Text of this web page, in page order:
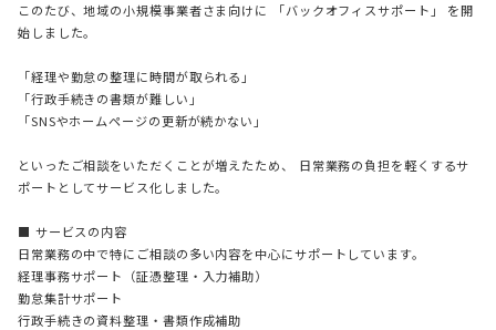
このたび、地域の小規模事業者さま向けに 「バックオフィスサポート」 を開
始しました。
「経理や勤怠の整理に時間が取られる」
「行政手続きの書類が難しい」
「SNSやホームページの更新が続かない」
といったご相談をいただくことが増えたため、 日常業務の負担を軽くするサ
ポートとしてサービス化しました。
■ サービスの内容
日常業務の中で特にご相談の多い内容を中心にサポートしています。
経理事務サポート（証憑整理・入力補助）
勤怠集計サポート
行政手続きの資料整理・書類作成補助